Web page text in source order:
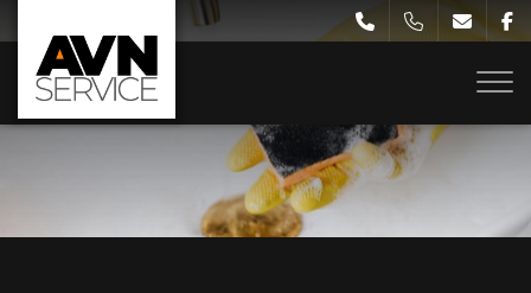
til
hovedindhold